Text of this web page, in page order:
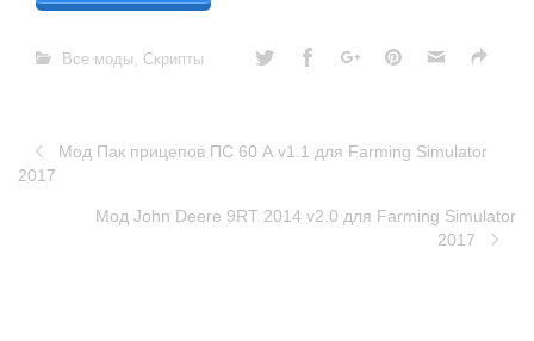
Все моды, Скрипты
Мод Пак прицепов ПС 60 А v1.1 для Farming Simulator
2017
Мод John Deere 9RT 2014 v2.0 для Farming Simulator
2017